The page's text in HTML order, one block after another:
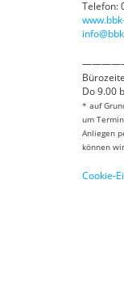
Telefon:
Do 9.00
* auf
um
Anliegen
können
Cookie-